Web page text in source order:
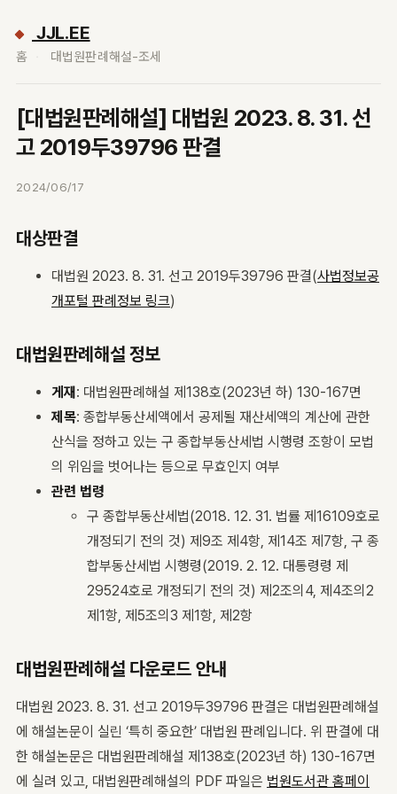
JJL.EE
홈 대법원판례해설-조세
[대법원판례해설] 대법원 2023. 8. 31. 선
고 2019두39796 판결
2024/06/17
대상판결
대법원 2023. 8. 31. 선고 2019두39796 판결(사법정보공
개포털 판례정보 링크)
대법원판례해설 정보
게재: 대법원판례해설 제138호(2023년 하) 130-167면
제목: 종합부동산세액에서 공제될 재산세액의 계산에 관한
산식을 정하고 있는 구 종합부동산세법 시행령 조항이 모법
의 위임을 벗어나는 등으로 무효인지 여부
관련 법령
구 종합부동산세법(2018. 12. 31. 법률 제16109호로
개정되기 전의 것) 제9조 제4항, 제14조 제7항, 구 종
합부동산세법 시행령(2019. 2. 12. 대통령령 제
29524호로 개정되기 전의 것) 제2조의4, 제4조의2
제1항, 제5조의3 제1항, 제2항
대법원판례해설 다운로드 안내
대법원 2023. 8. 31. 선고 2019두39796 판결은 대법원판례해설
에 해설논문이 실린 ‘특히 중요한’ 대법원 판례입니다. 위 판결에 대
한 해설논문은 대법원판례해설 제138호(2023년 하) 130-167면
에 실려 있고, 대법원판례해설의 PDF 파일은 법원도서관 홈페이